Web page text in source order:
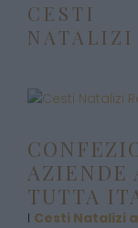
CESTI
NATALIZI
AZIENDE
TUTTA
I Cesti Natalizi